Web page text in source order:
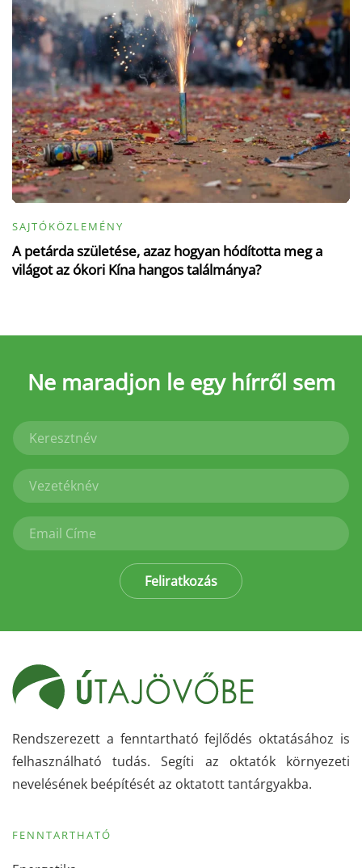
SAJTÓKÖZLEMÉNY
A petárda születése, azaz hogyan hódította meg a
világot az ókori Kína hangos találmánya?
Ne maradjon le egy hírről sem
Feliratkozás
Rendszerezett a fenntartható fejlődés oktatásához is
felhasználható tudás. Segíti az oktatók környezeti
nevelésének beépítését az oktatott tantárgyakba.
FENNTARTHATÓ